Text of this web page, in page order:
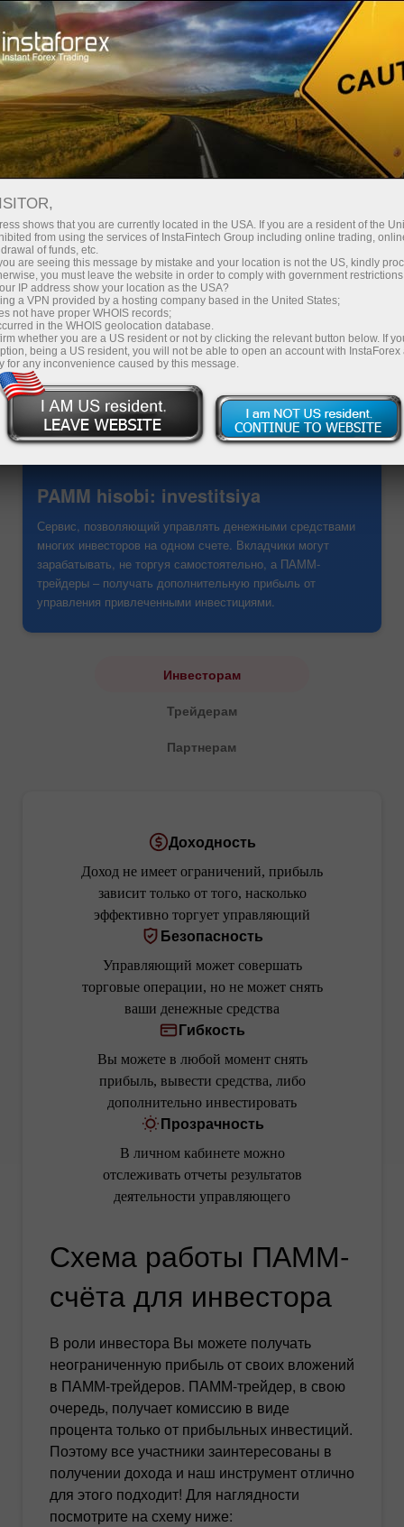
Investorlar uchun
PAMM hisobi: investitsiya
Сервис, позволяющий управлять денежными средствами
многих инвесторов на одном счете. Вкладчики могут
зарабатывать, не торгуя самостоятельно, а ПАММ-
трейдеры – получать дополнительную прибыль от
управления привлеченными инвестициями.
Инвесторам
Трейдерам
Партнерам
Доходность
Доход не имеет ограничений, прибыль
зависит только от того, насколько
эффективно торгует управляющий
Безопасность
Управляющий может совершать
торговые операции, но не может снять
ваши денежные средства
Гибкость
Вы можете в любой момент снять
прибыль, вывести средства, либо
дополнительно инвестировать
Прозрачность
В личном кабинете можно
отслеживать отчеты результатов
деятельности управляющего
Схема работы ПАММ-
счёта для инвестора
В роли инвестора Вы можете получать
неограниченную прибыль от своих вложений
в ПАММ-трейдеров. ПАММ-трейдер, в свою
очередь, получает комиссию в виде
процента только от прибыльных инвестиций.
Поэтому все участники заинтересованы в
получении дохода и наш инструмент отлично
для этого подходит! Для наглядности
посмотрите на схему ниже:
shows that you are currently located in the USA. If you are a resident of the
from using the services of InstaFintech Group including online trading,
of funds, etc.
are seeing this message by mistake and your location is not the US, kindly
you must leave the website in order to comply with government
IP address show your location as the USA?
a VPN provided by a hosting company based in the United States;
not have proper WHOIS records;
in the WHOIS geolocation database.
whether you are a US resident or not by clicking the relevant button below. If
being a US resident, you will not be able to open an account with InstaForex
for any inconvenience caused by this message.